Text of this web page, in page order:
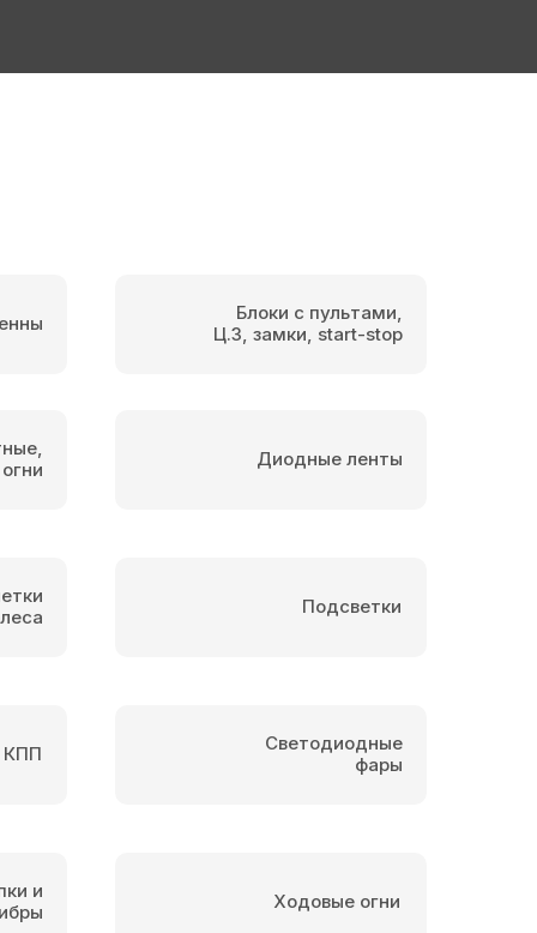
Подсветки
Светодиодные
фары
Ходовые огни
Блоки с пультами,
Ц.З, замки, start-stop
Диодные ленты
КПП
и